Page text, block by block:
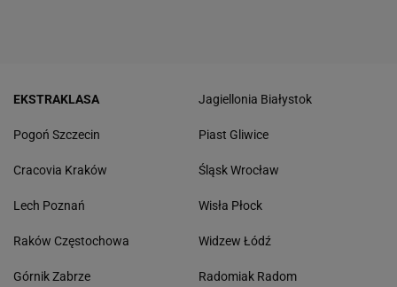
EKSTRAKLASA
Pogoń Szczecin
Cracovia Kraków
Lech Poznań
Raków Częstochowa
Górnik Zabrze
Jagiellonia Białystok
Piast Gliwice
Śląsk Wrocław
Wisła Płock
Widzew Łódź
Radomiak Radom